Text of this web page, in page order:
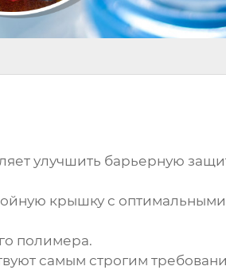
улучшить барьерную
крышку с оптимальными
полимера.
самым строгим